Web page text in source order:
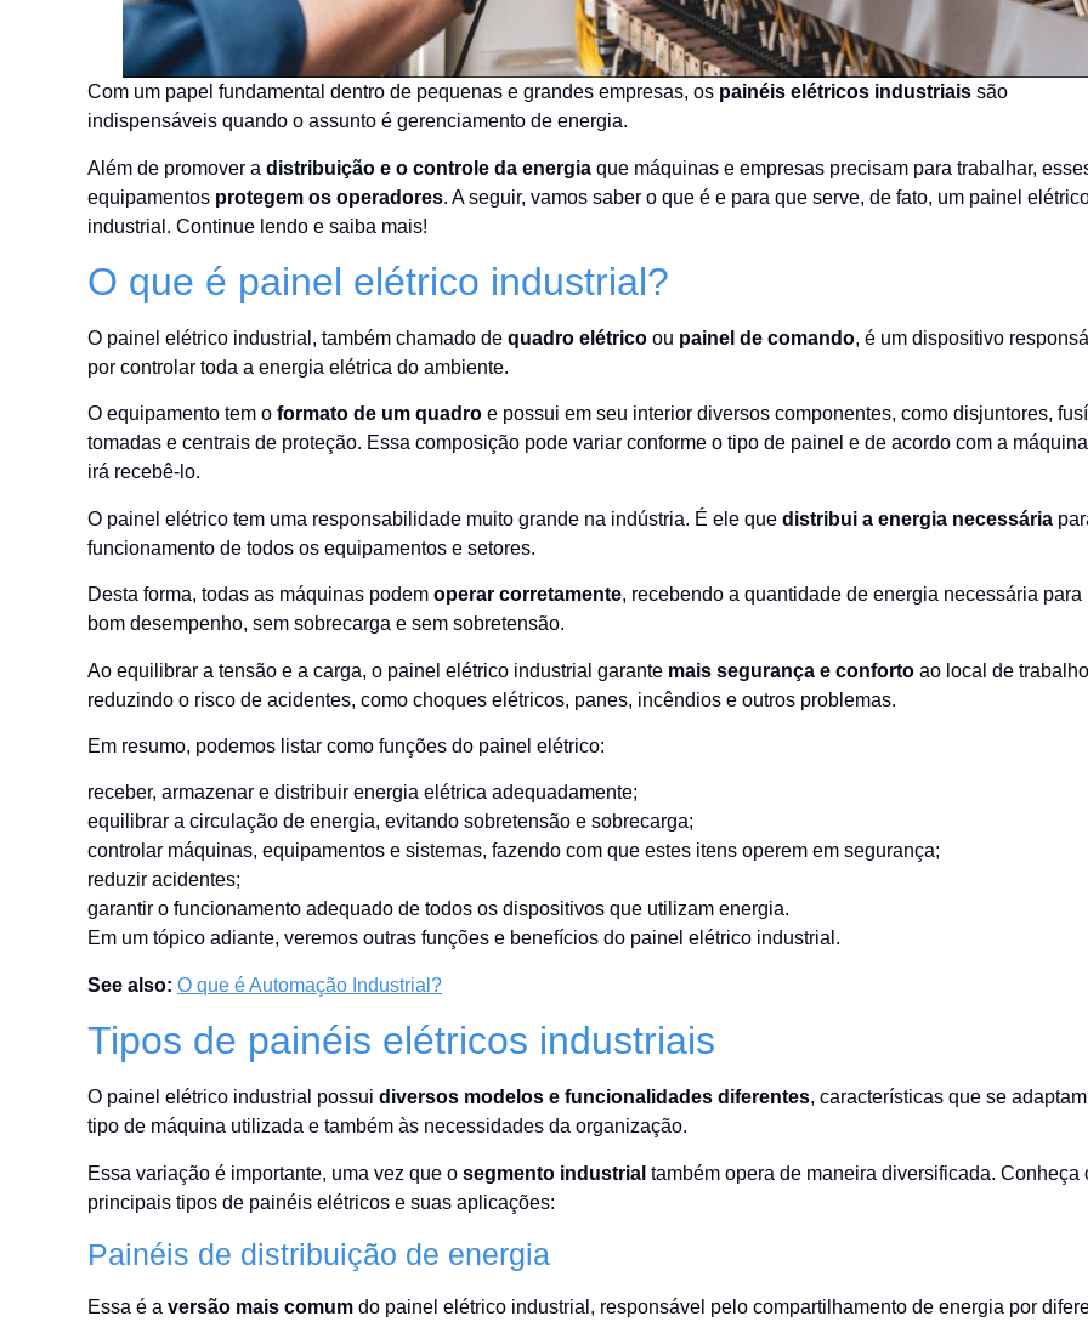
Com um papel fundamental dentro de pequenas e grandes empresas, os painéis elétricos industriais são
indispensáveis quando o assunto é gerenciamento de energia.
Além de promover a distribuição e o controle da energia que máquinas e empresas precisam para trabalhar,
equipamentos protegem os operadores. A seguir, vamos saber o que é e para que serve, de fato, um painel
industrial. Continue lendo e saiba mais!
O que é painel elétrico industrial?
O painel elétrico industrial, também chamado de quadro elétrico ou painel de comando, é um dispositivo
por controlar toda a energia elétrica do ambiente.
O equipamento tem o formato de um quadro e possui em seu interior diversos componentes, como disjuntores,
tomadas e centrais de proteção. Essa composição pode variar conforme o tipo de painel e de acordo com a
irá recebê-lo.
O painel elétrico tem uma responsabilidade muito grande na indústria. É ele que distribui a energia necessária
funcionamento de todos os equipamentos e setores.
Desta forma, todas as máquinas podem operar corretamente, recebendo a quantidade de energia necessária para
bom desempenho, sem sobrecarga e sem sobretensão.
Ao equilibrar a tensão e a carga, o painel elétrico industrial garante mais segurança e conforto ao local de
reduzindo o risco de acidentes, como choques elétricos, panes, incêndios e outros problemas.
Em resumo, podemos listar como funções do painel elétrico:
receber, armazenar e distribuir energia elétrica adequadamente;
equilibrar a circulação de energia, evitando sobretensão e sobrecarga;
controlar máquinas, equipamentos e sistemas, fazendo com que estes itens operem em segurança;
reduzir acidentes;
garantir o funcionamento adequado de todos os dispositivos que utilizam energia.
Em um tópico adiante, veremos outras funções e benefícios do painel elétrico industrial.
See also: O que é Automação Industrial?
Tipos de painéis elétricos industriais
O painel elétrico industrial possui diversos modelos e funcionalidades diferentes, características que se
tipo de máquina utilizada e também às necessidades da organização.
Essa variação é importante, uma vez que o segmento industrial também opera de maneira diversificada. Conheça
principais tipos de painéis elétricos e suas aplicações:
Painéis de distribuição de energia
Essa é a versão mais comum do painel elétrico industrial, responsável pelo compartilhamento de energia por